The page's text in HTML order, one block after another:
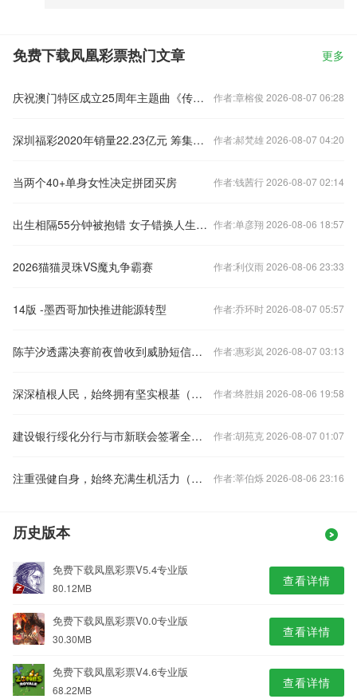
免费下载凤凰彩票热门文章 更多
庆祝澳门特区成立25周年主题曲《传源》发布 作者:章榕俊 2026-08-07 06:28
深圳福彩2020年销量22.23亿元 筹集公益金6.99亿元 作者:郝梵雄 2026-08-07 04:20
当两个40+单身女性决定拼团买房 作者:钱茜行 2026-08-07 02:14
出生相隔55分钟被抱错 女子错换人生37年后起诉医院 作者:单彦翔 2026-08-06 18:57
2026猫猫灵珠VS魔丸争霸赛 作者:利仪雨 2026-08-06 23:33
14版 -墨西哥加快推进能源转型 作者:乔环时 2026-08-07 05:57
陈芋汐透露决赛前夜曾收到威胁短信，谈与全红婵关系 作者:惠彩岚 2026-08-07 03:13
深深植根人民，始终拥有坚实根基（评论员观察） 作者:终胜娟 2026-08-06 19:58
建设银行绥化分行与市新联会签署全面战略合作协议 作者:胡苑克 2026-08-07 01:07
注重强健自身，始终充满生机活力（评论员观察） 作者:莘伯烁 2026-08-06 23:16
历史版本
免费下载凤凰彩票V5.4专业版
80.12MB 查看详情
免费下载凤凰彩票V0.0专业版
30.30MB 查看详情
免费下载凤凰彩票V4.6专业版
68.22MB 查看详情